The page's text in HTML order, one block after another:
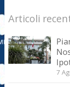
Articoli
7